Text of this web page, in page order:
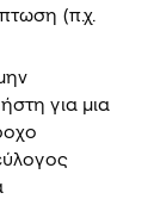
(π.χ.
για μια